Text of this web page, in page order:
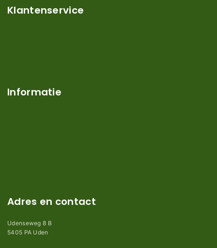
Klantenservice
Informatie
Adres en contact
Udenseweg 8 B
5405 PA Uden